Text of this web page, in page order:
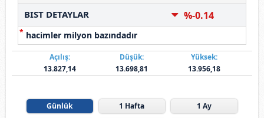
BIST DETAYLAR %-0.14
* hacimler milyon bazındadır
Açılış:
13.827,14
Düşük:
13.698,81
Yüksek:
13.956,18
Günlük 1 Hafta
1 Ay